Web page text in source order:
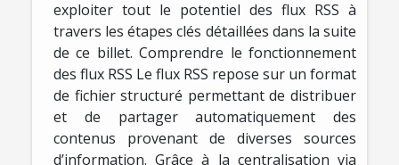
exploiter tout le potentiel des flux RSS à
travers les étapes clés détaillées dans la suite
de ce billet. Comprendre le fonctionnement
des flux RSS Le flux RSS repose sur un format
de fichier structuré permettant de distribuer
et de partager automatiquement des
contenus provenant de diverses sources
d’information. Grâce à la centralisation via